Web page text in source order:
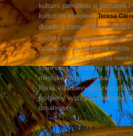
kulturní památkou je památník
kulturním komplexuTeresa
divadlo a zároveň druhé
můžete navštívit také Parque
označován za zelený ráj
návštěvě Caracasu určitě
které bylo zapsáno na seznam
městské čtvrti Parroquia San
Raúla Villanuevy. Otázkou
problémy vypořádá. Doufejme,
dosáhnout.